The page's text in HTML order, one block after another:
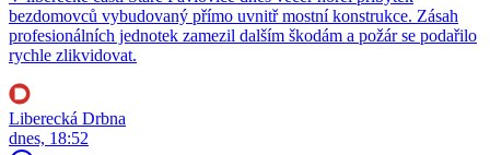
bezdomovců vybudovaný přímo uvnitř mostní konstrukce. Zásah
profesionálních jednotek zamezil dalším škodám a požár se podařilo
rychle zlikvidovat.
Liberecká Drbna
dnes, 18:52